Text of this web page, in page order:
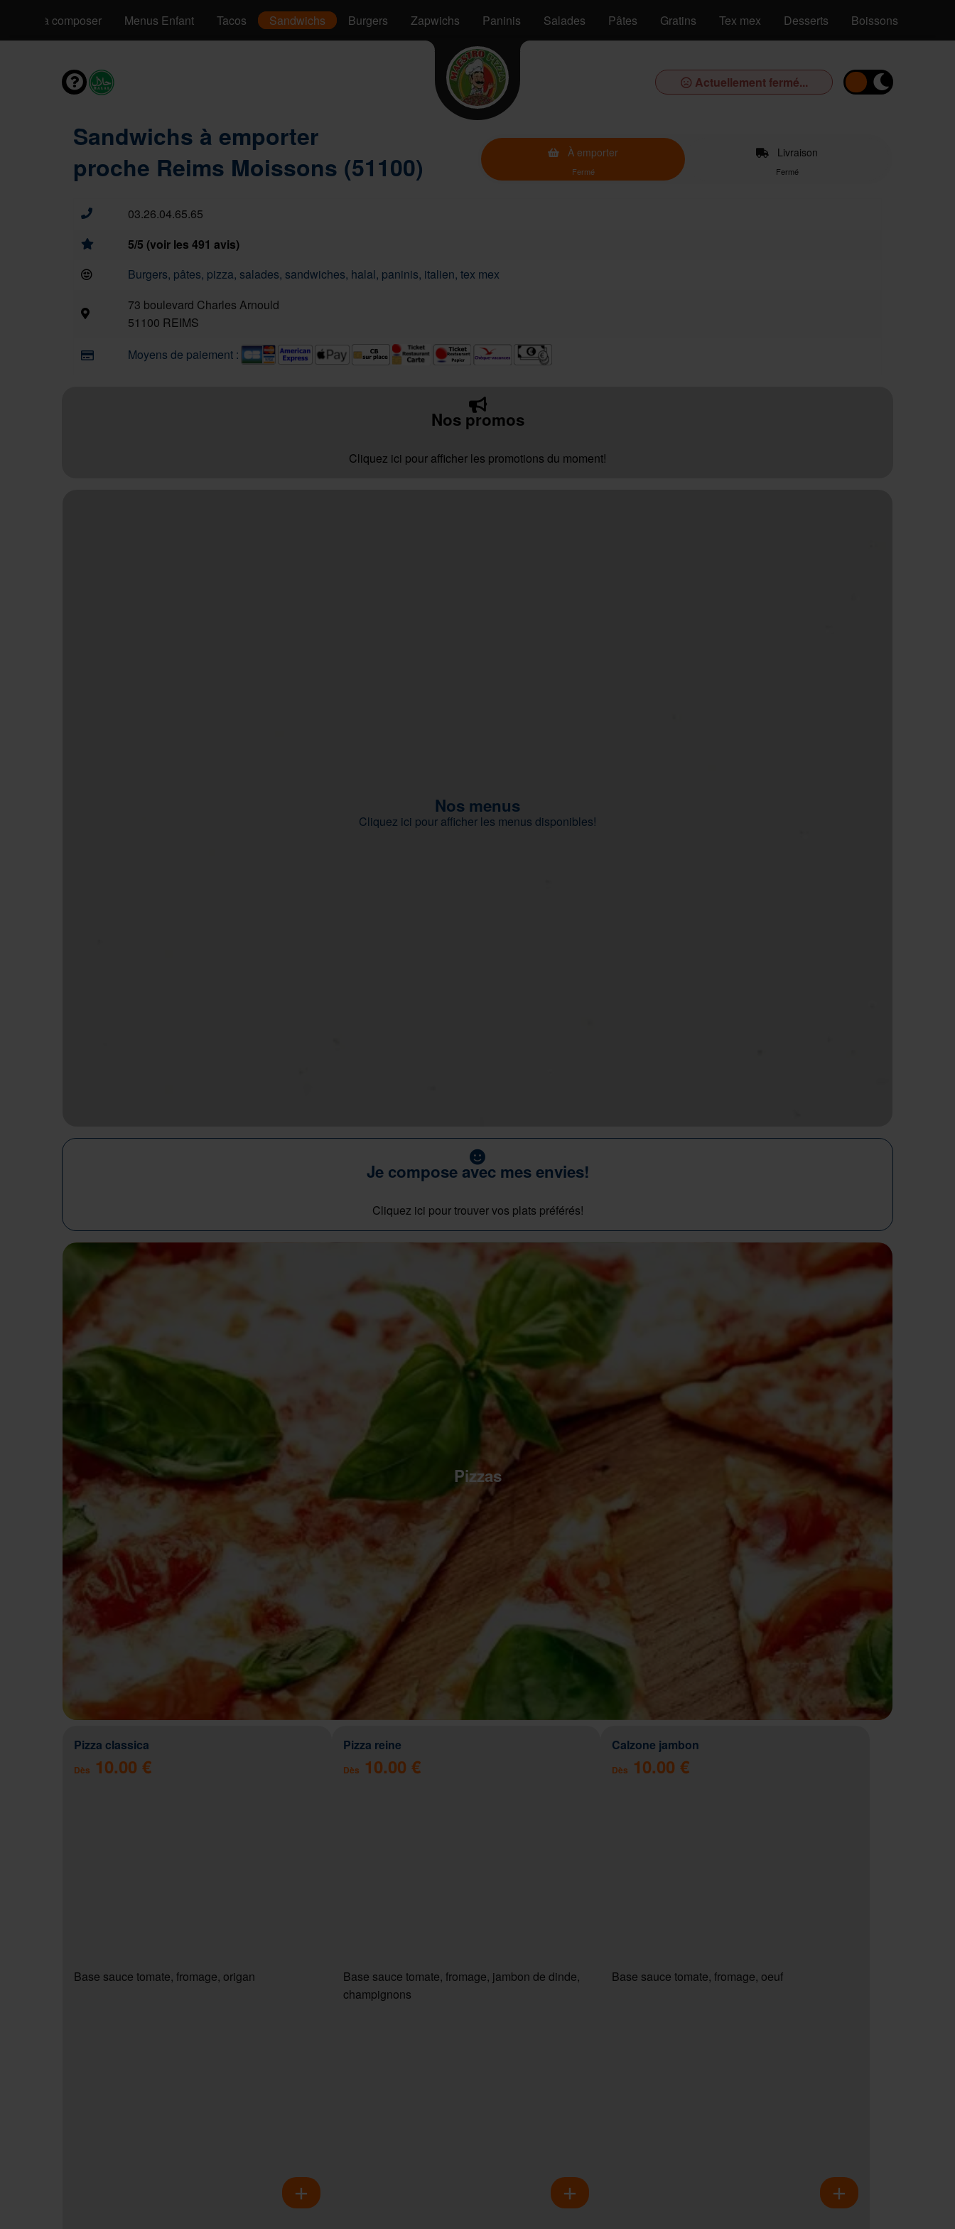
Pizzas à composer Menus Enfant Tacos Sandwichs Burgers Zapwichs Paninis Salades Pâtes Gratins Tex mex Desserts Boissons
Actuellement fermé...
Sandwichs à emporter
proche Reims Moissons (51100)
À emporter
Fermé
Livraison
Fermé
03.26.04.65.65
5/5 (voir les 491 avis)
Burgers, pâtes, pizza, salades, sandwiches, halal, paninis, italien, tex mex
73 boulevard Charles Arnould
51100 REIMS
Moyens de paiement :
Nos promos
Cliquez ici pour afficher les promotions du moment!
Nos menus
Cliquez ici pour afficher les menus disponibles!
Je compose avec mes envies!
Cliquez ici pour trouver vos plats préférés!
Pizzas
Pizza classica
Dès 10.00 €
Base sauce tomate, fromage, origan
Pizza reine
Dès 10.00 €
Base sauce tomate, fromage, jambon de dinde,
champignons
Calzone jambon
Dès 10.00 €
Base sauce tomate, fromage, oeuf